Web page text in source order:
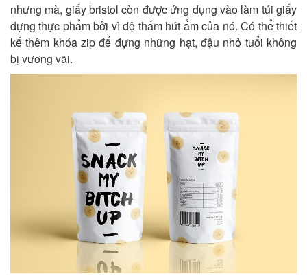
nhưng mà, giấy bristol còn được ứng dụng vào làm túi giấy
đựng thực phẩm bởi vì độ thấm hút ẩm của nó. Có thể thiết
kế thêm khóa zip để đựng những hạt, đậu nhỏ tuổi không
bị vương vãi.